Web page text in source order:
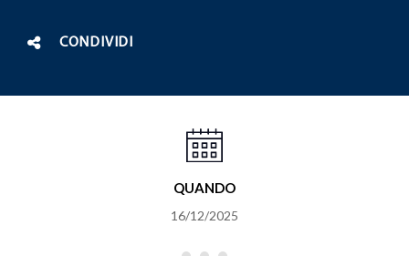
CONDIVIDI
QUANDO
16/12/2025